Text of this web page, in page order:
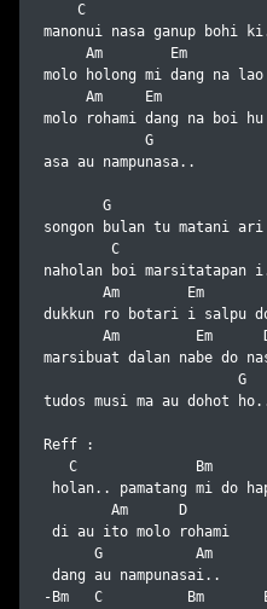
    C
manonui nasa ganup bohi
Am        Em
molo holong mi dang na
Am     Em
molo rohami dang na boi
            G
asa au nampunasa..
       G
songon bulan tu matani
        C
naholan boi marsitatapan
Am        Em
dukkun ro botari i salpu
Am         Em
marsibuat dalan nabe do
                       G
tudos musi ma au dohot
Reff :
C              Bm
holan.. pamatang mi do
        Am      D
di au ito molo rohami
      G           Am
dang au nampunasai..
-Bm   C          Bm